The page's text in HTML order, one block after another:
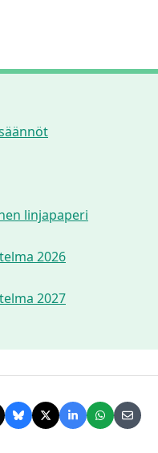
linjapaperi
2026
2027
Threadsissa
Jaa Blueskyssä
Jaa Twitterissä
Jaa Jaa Jaa